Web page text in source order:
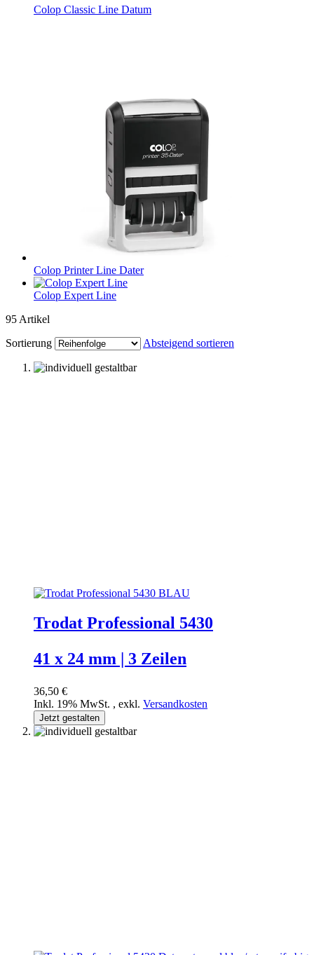
Colop Classic Line Datum
Colop Printer Line Dater
Colop Expert Line
95 Artikel
Sortierung
Absteigend sortieren
Trodat Professional 5430
41 x 24 mm | 3 Zeilen
36,50 €
Inkl. 19% MwSt. , exkl. Versandkosten
Jetzt gestalten